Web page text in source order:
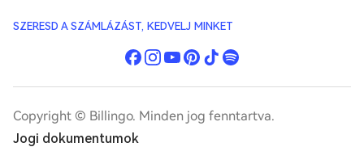
SZERESD A SZÁMLÁZÁST, KEDVELJ MINKET
Copyright © Billingo. Minden jog fenntartva.
Jogi dokumentumok